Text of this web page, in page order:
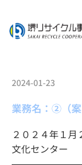
2024-01-23
業務名：②（
２０２４年１
文化センター